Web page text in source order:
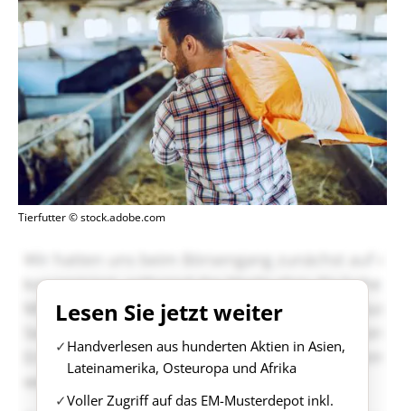
Tierfutter © stock.adobe.com
Lesen Sie jetzt weiter
Handverlesen aus hunderten Aktien in Asien,
Lateinamerika, Osteuropa und Afrika
Voller Zugriff auf das EM-Musterdepot inkl.